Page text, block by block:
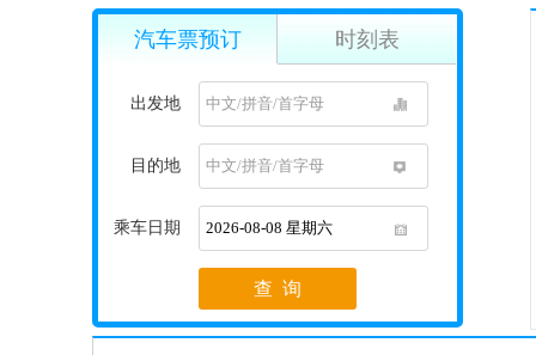
汽车票预订 时刻表
出发地
目的地
1
乘车日期
1
查 询